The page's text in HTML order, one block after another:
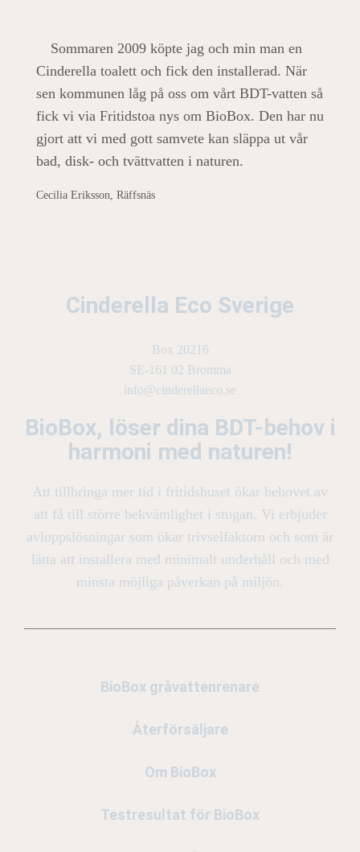
Sommaren 2009 köpte jag och min man en
Cinderella toalett och fick den installerad. När
sen kommunen låg på oss om vårt BDT-vatten så
fick vi via Fritidstoa nys om BioBox. Den har nu
gjort att vi med gott samvete kan släppa ut vår
bad, disk- och tvättvatten i naturen.
Cecilia Eriksson, Räffsnäs
Cinderella Eco Sverige
Box 20216
SE-161 02 Bromma
info@cinderellaeco.se
BioBox, löser dina BDT-behov i
harmoni med naturen!
Att tillbringa mer tid i fritidshuset ökar behovet av
att få till större bekvämlighet i stugan. Vi erbjuder
avloppslösningar som ökar trivselfaktorn och som är
lätta att installera med minimalt underhåll och med
minsta möjliga påverkan på miljön.
BioBox gråvattenrenare
Återförsäljare
Om BioBox
Testresultat för BioBox